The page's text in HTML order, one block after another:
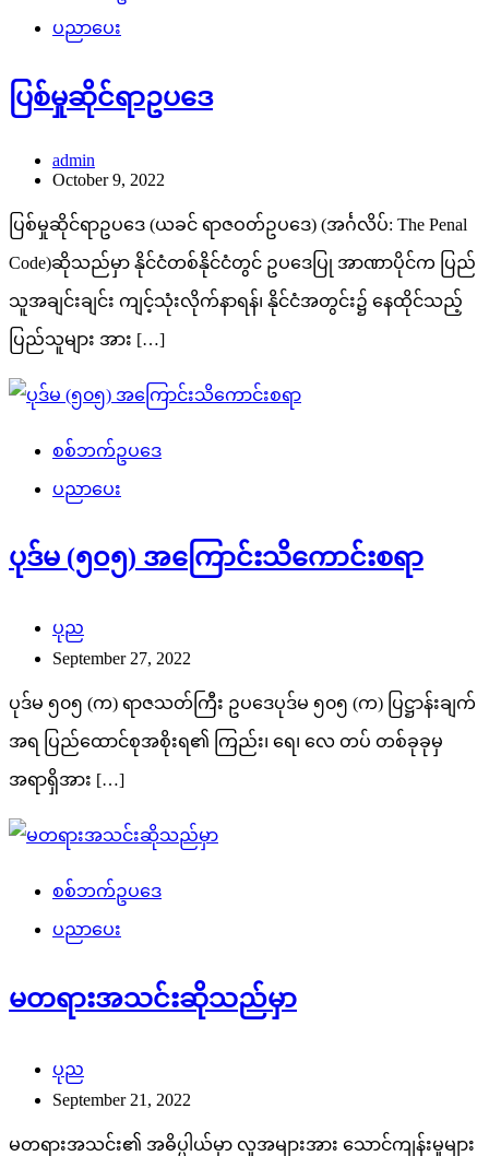
ပညာပေး
ပြစ်မှုဆိုင်ရာဥပဒေ
admin
October 9, 2022
ပြစ်မှုဆိုင်ရာဥပဒေ (ယခင် ရာဇဝတ်ဥပဒေ) (အင်္ဂလိပ်: The Penal
Code)ဆိုသည်မှာ နိုင်ငံတစ်နိုင်ငံတွင် ဥပဒေပြု အာဏာပိုင်က ပြည်
သူအချင်းချင်း ကျင့်သုံးလိုက်နာရန်၊ နိုင်ငံအတွင်း၌ နေထိုင်သည့်
ပြည်သူများ အား […]
စစ်ဘက်ဥပဒေ
ပညာပေး
ပုဒ်မ (၅၀၅) အကြောင်းသိကောင်းစရာ
ပုည
September 27, 2022
ပုဒ်မ ၅၀၅ (က) ရာဇသတ်ကြီး ဥပဒေပုဒ်မ ၅၀၅ (က) ပြဋ္ဌာန်းချက်
အရ ပြည်ထောင်စုအစိုးရ၏ ကြည်း၊ ရေ၊ လေ တပ် တစ်ခုခုမှ
အရာရှိအား […]
စစ်ဘက်ဥပဒေ
ပညာပေး
မတရားအသင်းဆိုသည်မှာ
ပုည
September 21, 2022
မတရားအသင်း၏ အဓိပ္ပါယ်မှာ လူအများအား သောင်ကျန်းမှုများ